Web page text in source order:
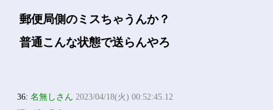
郵便局側のミスちゃうんか？
普通こんな状態で送らんやろ
36:名無しさん 2023/04/18(火) 00:52:45.12